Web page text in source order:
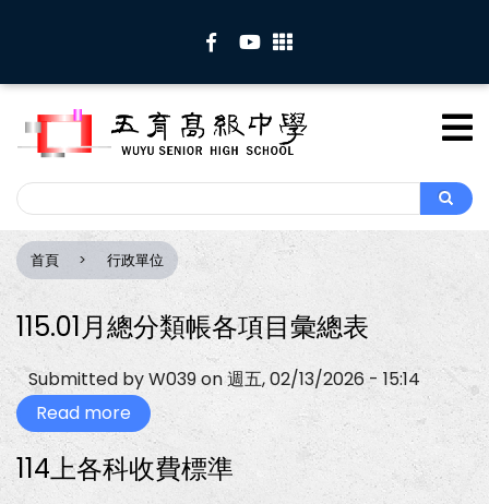
內
Search
Search
導
航
連
結
首頁 行政單位
115.01月總分類帳各項目彙總表
Submitted byW039on週五, 02/13/2026 - 15:14
Read more about
115.01
月
總
分
114上各科收費標準